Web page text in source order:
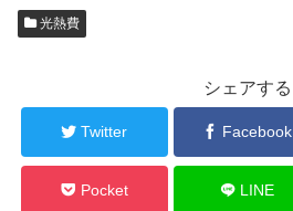
光熱費
シェアする
Twitter Facebook
Pocket LINE